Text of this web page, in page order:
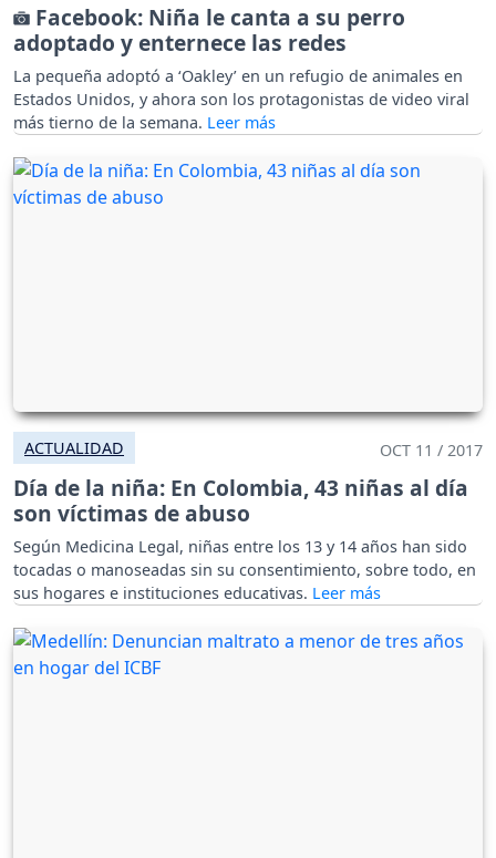
Facebook: Niña le canta a su perro
adoptado y enternece las redes
La pequeña adoptó a ‘Oakley’ en un refugio de animales en
Estados Unidos, y ahora son los protagonistas de video viral
más tierno de la semana.
ACTUALIDAD OCT 11 / 2017
Día de la niña: En Colombia, 43 niñas al día
son víctimas de abuso
Según Medicina Legal, niñas entre los 13 y 14 años han sido
tocadas o manoseadas sin su consentimiento, sobre todo, en
sus hogares e instituciones educativas.